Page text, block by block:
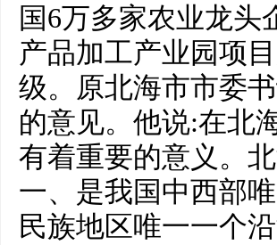
国6万多家农业龙
产品加工产业园项
级。原北海市市委
的意见。他说:在北
有着重要的意义。
一、是我国中西部
民族地区唯一一个